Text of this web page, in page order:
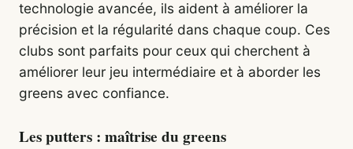
technologie avancée, ils aident à améliorer la
précision et la régularité dans chaque coup. Ces
clubs sont parfaits pour ceux qui cherchent à
améliorer leur jeu intermédiaire et à aborder les
greens avec confiance.
Les putters : maîtrise du greens